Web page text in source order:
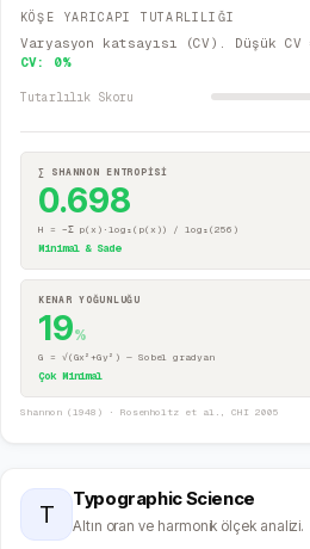
KÖŞE YARICAPI TUTARLILIĞI
Varyasyon katsayısı (CV). Düşük
CV: 0%
Tutarlılık Skoru
∑ SHANNON ENTROPİSİ
0.698
H = −Σ p(x)·log₂(p(x)) / log₂(256)
Minimal & Sade
KENAR YOĞUNLUĞU
19%
G = √(Gx²+Gy²) — Sobel gradyan
Çok Minimal
Shannon (1948) · Rosenholtz et al., CHI 2005
T
Typographic Science
Altın oran ve harmonik ölçek analizi.